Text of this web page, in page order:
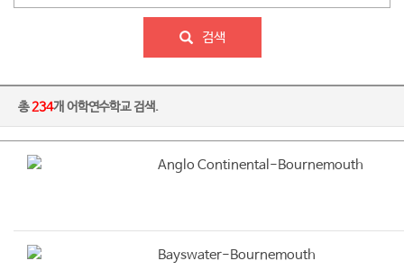
검색
총234개 어학연수학교 검색.
Anglo Continental-Bournemouth
Bayswater-Bournemouth